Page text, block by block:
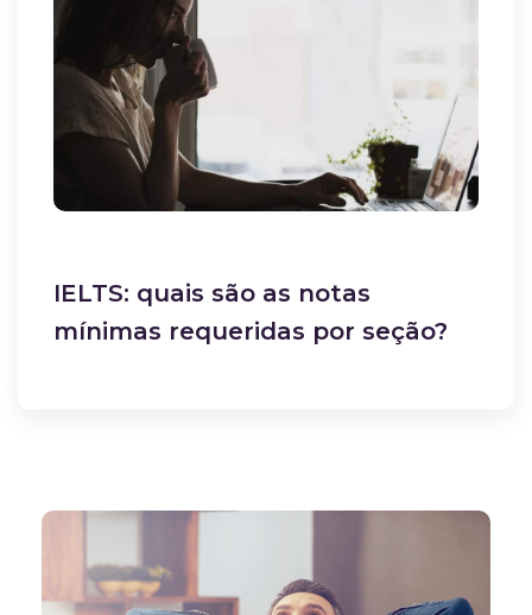
IELTS: quais são as notas
mínimas requeridas por seção?